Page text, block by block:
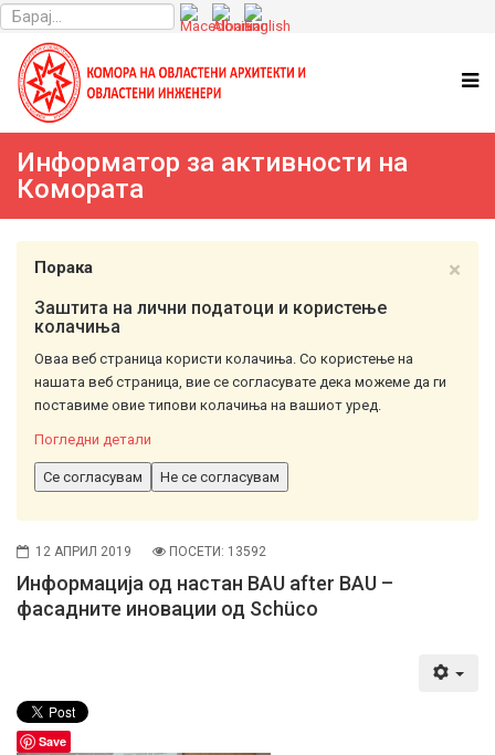
Информатор за активности на
Комората
×
Порака
Заштита на лични податоци и користење
колачиња
Оваа веб страница користи колачиња. Со користење на
нашата веб страница, вие се согласувате дека можеме да ги
поставиме овие типови колачиња на вашиот уред.
Погледни детали
Се согласувам Не се согласувам
12 АПРИЛ 2019 ПОСЕТИ: 13592
Информација од настан BAU after BAU –
фасадните иновации од Schüco
Save